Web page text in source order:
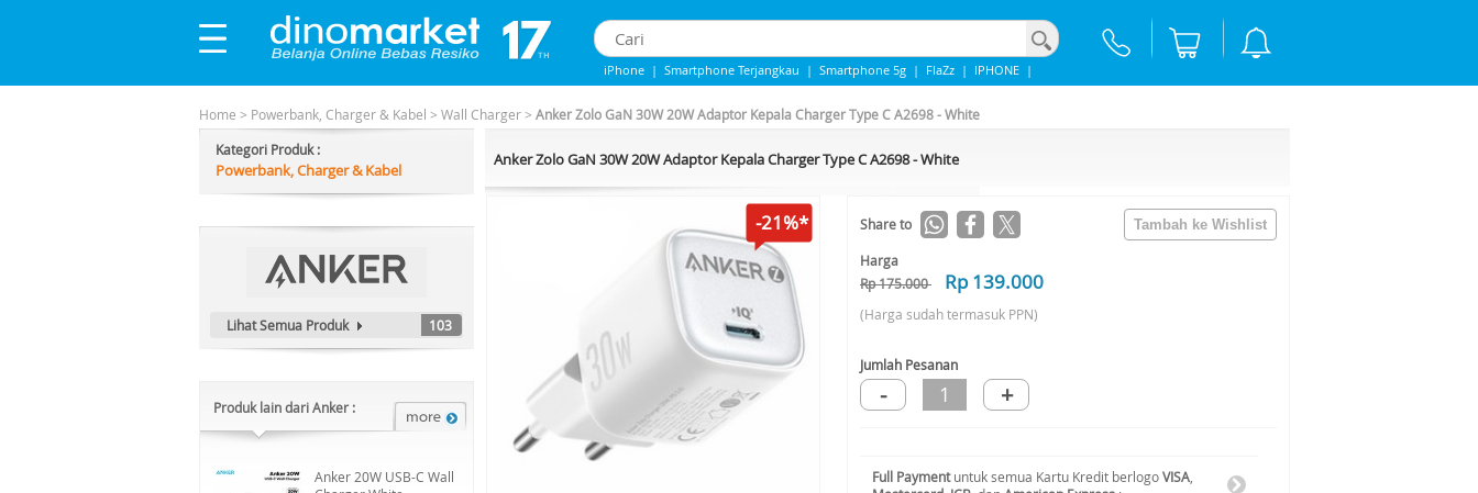
iPhone | Smartphone Terjangkau | Smartphone 5g | FlaZz | IPHONE |
Home > Powerbank, Charger & Kabel > Wall Charger> Anker Zolo GaN 30W 20W Adaptor Kepala Charger Type C A2698 - White
Kategori Produk :
Powerbank, Charger & Kabel
Lihat Semua Produk 103
Produk lain dari Anker :
Anker 20W USB-C Wall
Anker Zolo GaN 30W 20W Adaptor Kepala Charger Type C A2698 - White
-21%* Share to
Harga
Rp 175.000
Rp 139.000
(Harga sudah termasuk PPN)
Jumlah Pesanan
- 1 +
Full Paymentuntuk semua Kartu Kredit berlogoVISA